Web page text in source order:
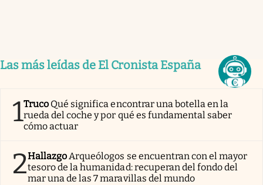
Las más leídas de El Cronista España
1Truco Qué significa encontrar una botella en la
rueda del coche y por qué es fundamental saber
cómo actuar
2HallazgoArqueólogos se encuentran con el mayor
tesoro de la humanidad: recuperan del fondo del
mar una de las 7 maravillas del mundo